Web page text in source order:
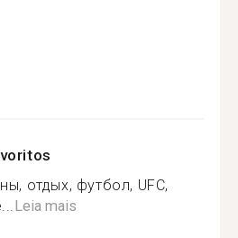
отдых, футбол, UFC,
Leia mais